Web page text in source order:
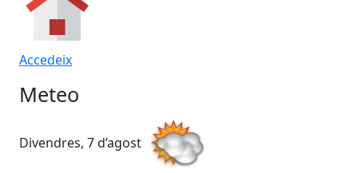
Accedeix
Meteo
Divendres, 7 d’agost